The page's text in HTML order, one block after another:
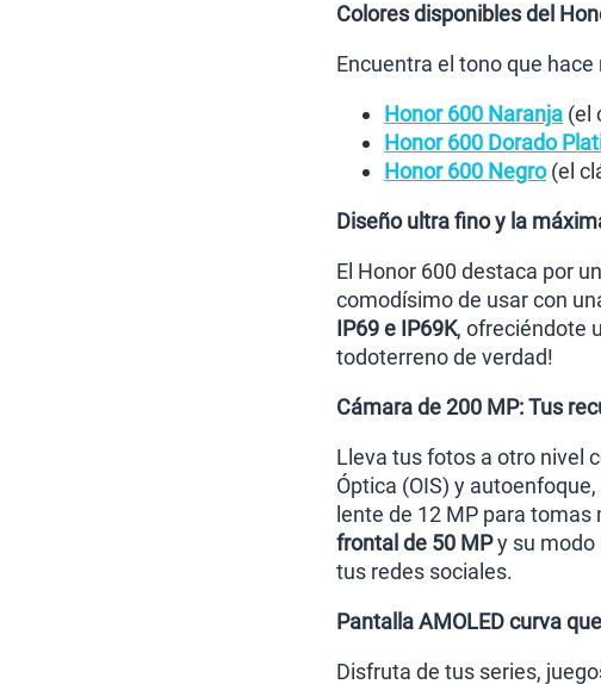
Colores disponibles del
Encuentra el tono que
Honor 600 Naranja (el
Honor 600 Dorado
Honor 600 Negro(el
Diseño ultra fino y la
El Honor 600 destaca por
comodísimo de usar con
IP69 e IP69K, ofreciéndote
todoterreno de verdad!
Cámara de 200 MP: Tus
Lleva tus fotos a otro nivel
Óptica (OIS) y
lente de 12 MP para
frontal de 50 MPy su modo
tus redes sociales.
Pantalla AMOLED curva
Disfruta de tus series,